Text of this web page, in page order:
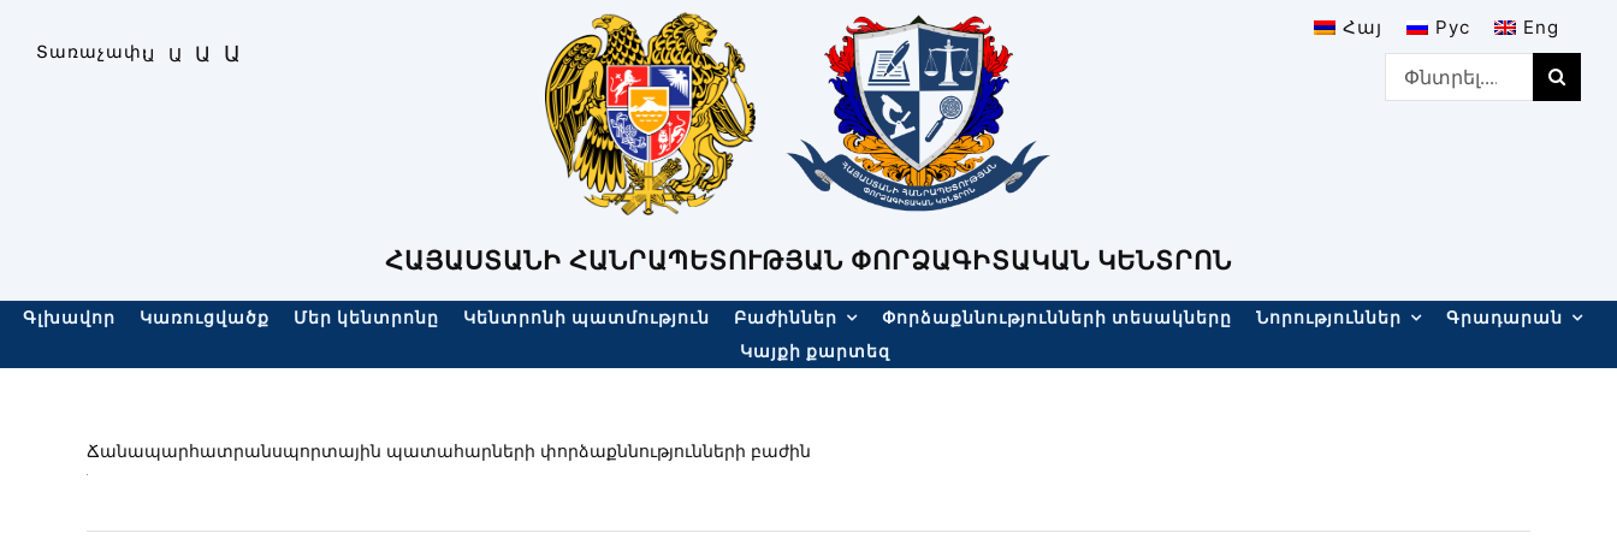
Տառաչափ։Ա Ա Ա Ա
Հայ Рус
Eng
Search
for:
ՀԱՅԱՍՏԱՆԻ ՀԱՆՐԱՊԵՏՈՒԹՅԱՆ ՓՈՐՁԱԳԻՏԱԿԱՆ ԿԵՆՏՐՈՆ
Գլխավոր Կառուցվածք Մեր կենտրոնը Կենտրոնի պատմություն Բաժիններ Փորձաքննությունների տեսակները Նորություններ
Գրադարան
Կայքի քարտեզ
Ճանապարհատրանսպորտային պատահարների փորձաքննությունների բաժին